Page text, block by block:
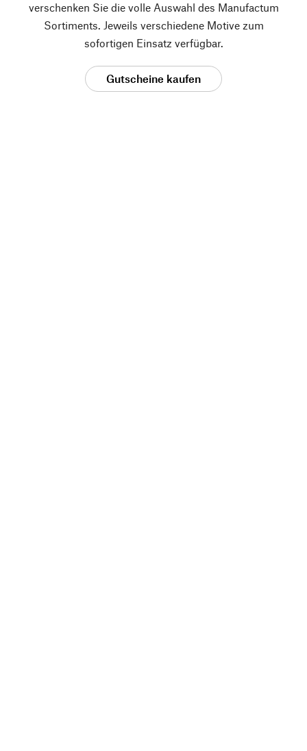
verschenken Sie die volle Auswahl des Manufactum
Sortiments. Jeweils verschiedene Motive zum
sofortigen Einsatz verfügbar.
Gutscheine kaufen